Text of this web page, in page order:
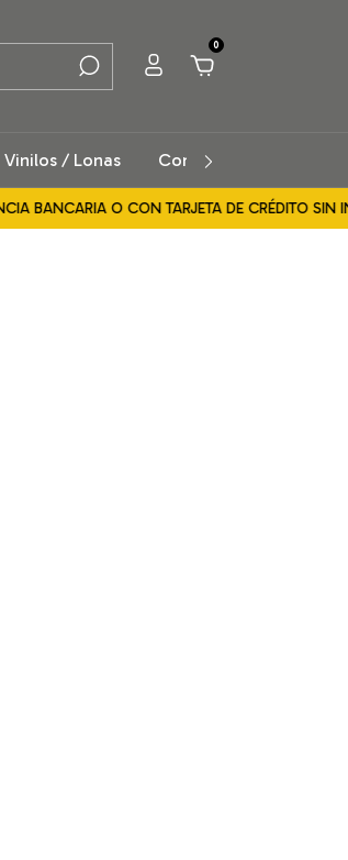
0
Vinilos / Lonas Contacto
BANCARIA O CON TARJETA DE CRÉDITO